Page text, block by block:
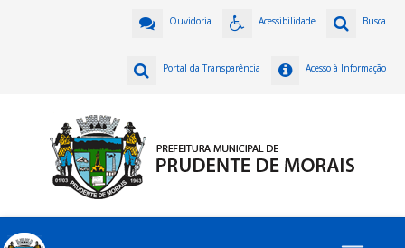
Busca
Acessibilidade
Ouvidoria
Acesso à Informação
Portal da Transparência